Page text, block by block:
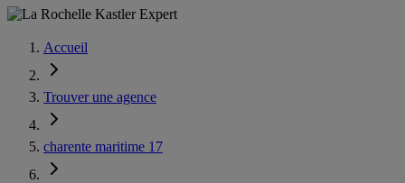
Accueil
Trouver une agence
charente maritime 17